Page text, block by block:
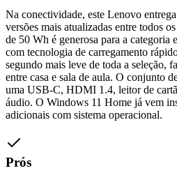
Na conectividade, este Lenovo
versões mais atualizadas entre todos
de 50 Wh é generosa para a categoria
com tecnologia de carregamento
segundo mais leve de toda a seleção,
entre casa e sala de aula. O conjunto
uma USB-C, HDMI 1.4, leitor de
áudio. O Windows 11 Home já vem
adicionais com sistema operacional.
Prós